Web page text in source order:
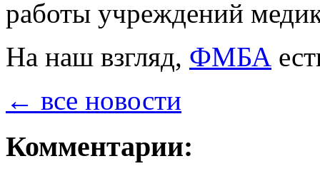
работы учреждений
На наш взгляд, ФМБА
← все новости
Комментарии: